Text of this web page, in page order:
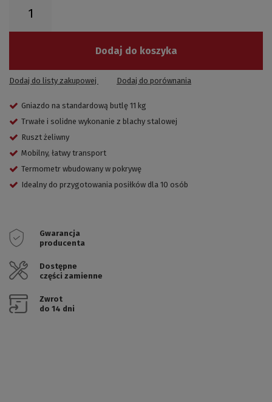
Dodaj do koszyka
Dodaj do listy zakupowej Dodaj do porównania
Gniazdo na standardową butlę 11 kg
Trwałe i solidne wykonanie z blachy stalowej
Ruszt żeliwny
Mobilny, łatwy transport
Termometr wbudowany w pokrywę
Idealny do przygotowania posiłków dla 10 osób
Gwarancja
producenta
Dostępne
części zamienne
Zwrot
do 14 dni